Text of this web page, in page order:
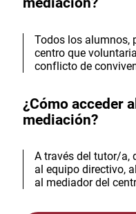
Todos los alumnos,
centro que
conflicto de
¿Cómo acceder
mediación?
A través del tutor/a,
al equipo directivo,
al mediador del